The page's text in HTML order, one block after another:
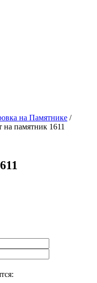
на Памятнике /
памятник 1611